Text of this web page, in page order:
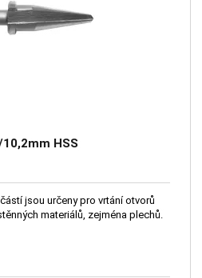
HSS
určeny pro vrtání otvorů
různých průměrů do tenkostěnných materiálů, zejména plechů.